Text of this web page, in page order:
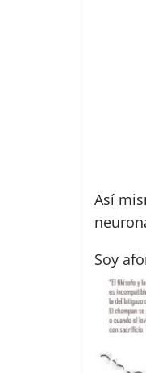
Así
Soy